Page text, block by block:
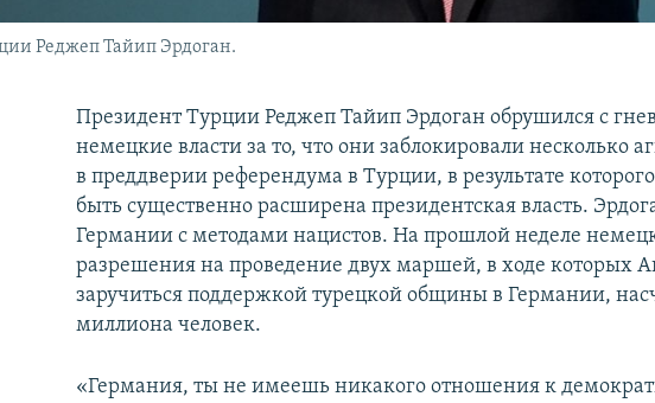
Реджеп Тайип Эрдоган.
Президент Турции Реджеп Тайип Эрдоган обрушился с
немецкие власти за то, что они заблокировали несколько
в преддверии референдума в Турции, в результате
быть существенно расширена президентская власть.
Германии с методами нацистов. На прошлой неделе
разрешения на проведение двух маршей, в ходе которых
заручиться поддержкой турецкой общины в Германии,
миллиона человек.
«Германия, ты не имеешь никакого отношения к